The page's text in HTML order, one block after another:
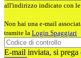
all'indirizzo indicato con le
Non hai una e-mail
tramite la Login Spaggiari
E-mail inviata, si prega